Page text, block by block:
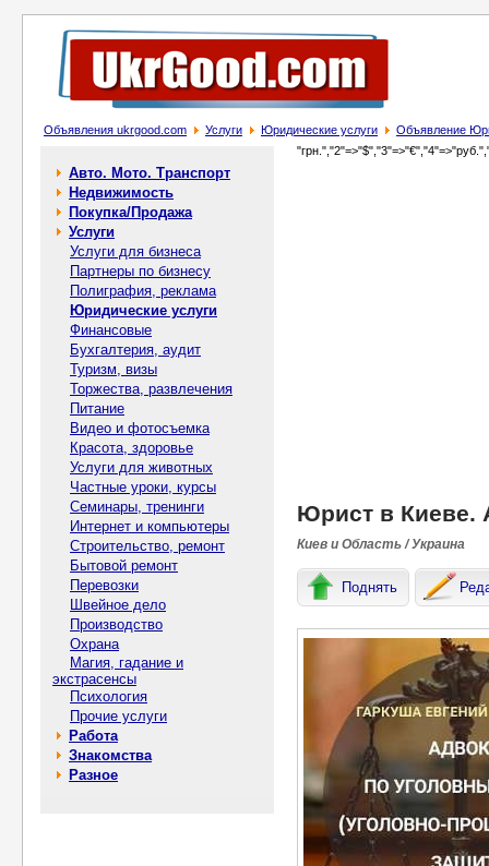
Объявления ukrgood.com Услуги Юридические услуги Объявление
Авто. Мото. Транспорт
Недвижимость
Покупка/Продажа
Услуги
Услуги для бизнеса
Партнеры по бизнесу
Полиграфия, реклама
Юридические услуги
Финансовые
Бухгалтерия, аудит
Туризм, визы
Торжества, развлечения
Питание
Видео и фотосъемка
Красота, здоровье
Услуги для животных
Частные уроки, курсы
Семинары, тренинги
Интернет и компьютеры
Строительство, ремонт
Бытовой ремонт
Перевозки
Швейное дело
Производство
Охрана
Магия, гадание и
экстрасенсы
Психология
Прочие услуги
Работа
Знакомства
Разное
Юрист в Киеве.
Киев и Область / Украина
Поднять